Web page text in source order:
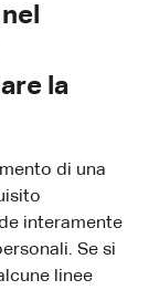
la
di una
interamente
Se si
linee